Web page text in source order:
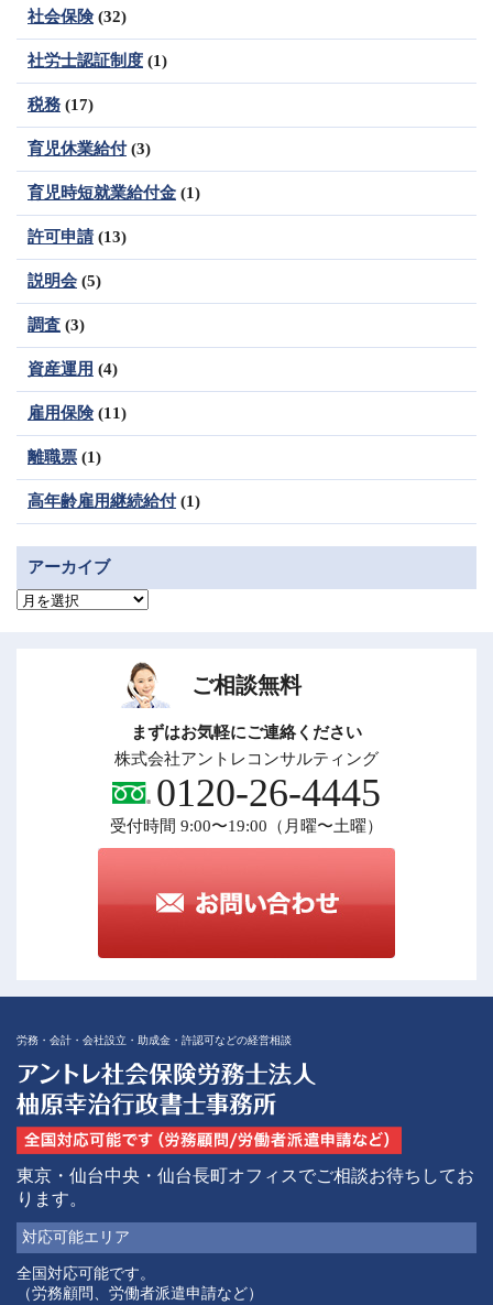
社会保険(32)
社労士認証制度 (1)
税務 (17)
育児休業給付(3)
育児時短就業給付金 (1)
許可申請 (13)
説明会 (5)
調査 (3)
資産運用 (4)
雇用保険(11)
離職票 (1)
高年齢雇用継続給付(1)
アーカイブ
ア
ご相談無料
まずはお気軽にご連絡ください
株式会社アントレコンサルティング
0120-26-4445
受付時間 9:00〜19:00（月曜〜土曜）
労務・会計・会社設立・助成金・許認可などの経営相談
東京・仙台中央・仙台長町オフィスでご相談お待ちしてお
ります。
対応可能エリア
全国対応可能です。
（労務顧問、労働者派遣申請など）